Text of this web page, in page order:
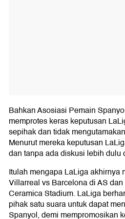
Bahkan Asosiasi Pemain
memprotes keras keputusan
sepihak dan tidak
Menurut mereka keputusan
dan tanpa ada diskusi lebih dulu
Itulah mengapa LaLiga akhirnya
Villarreal vs Barcelona di AS
Ceramica Stadium. LaLiga
pihak satu suara untuk dapat
Spanyol, demi mempromosikan